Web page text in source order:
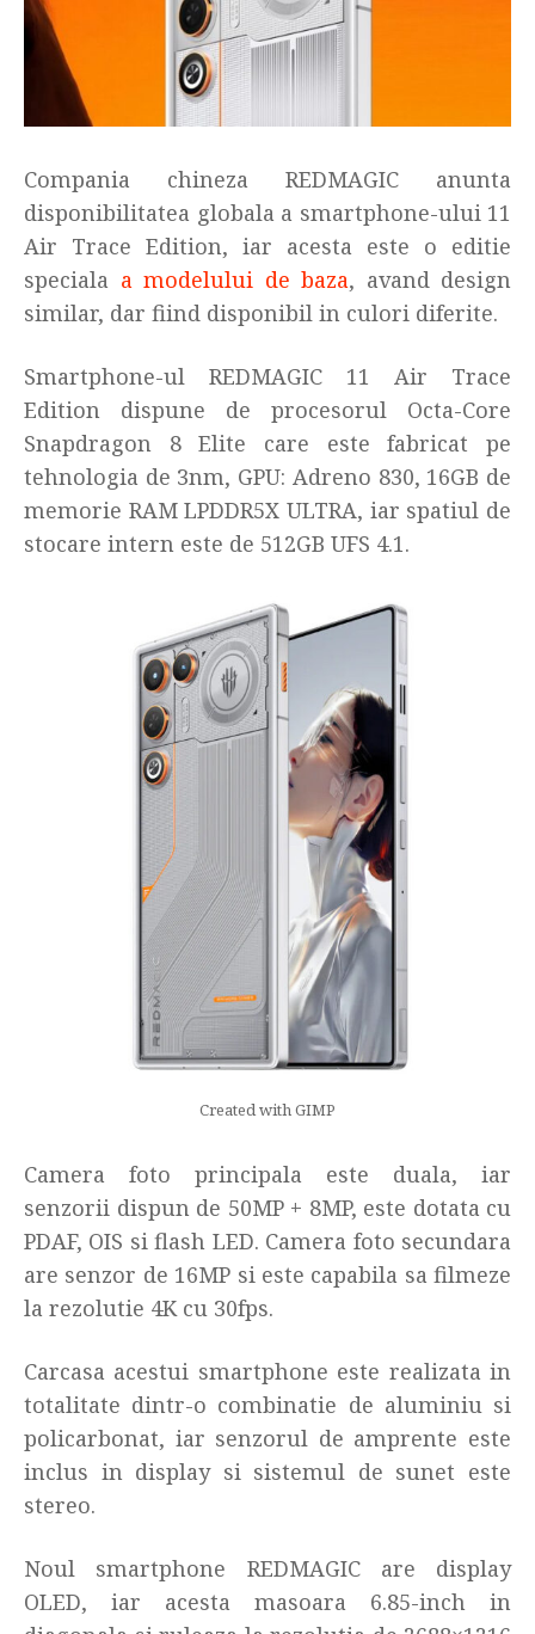
Compania chineza REDMAGIC anunta
disponibilitatea globala a smartphone-ului 11
Air Trace Edition, iar acesta este o editie
speciala a modelului de baza, avand design
similar, dar fiind disponibil in culori diferite.
Smartphone-ul REDMAGIC 11 Air Trace
Edition dispune de procesorul Octa-Core
Snapdragon 8 Elite care este fabricat pe
tehnologia de 3nm, GPU: Adreno 830, 16GB de
memorie RAM LPDDR5X ULTRA, iar spatiul de
stocare intern este de 512GB UFS 4.1.
Created with GIMP
Camera foto principala este duala, iar
senzorii dispun de 50MP + 8MP, este dotata cu
PDAF, OIS si flash LED. Camera foto secundara
are senzor de 16MP si este capabila sa filmeze
la rezolutie 4K cu 30fps.
Carcasa acestui smartphone este realizata in
totalitate dintr-o combinatie de aluminiu si
policarbonat, iar senzorul de amprente este
inclus in display si sistemul de sunet este
stereo.
Noul smartphone REDMAGIC are display
OLED, iar acesta masoara 6.85-inch in